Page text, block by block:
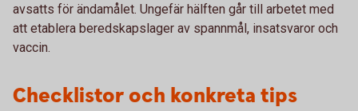
avsatts för ändamålet. Ungefär hälften går till arbetet med
att etablera beredskapslager av spannmål, insatsvaror och
vaccin.
Checklistor och konkreta tips